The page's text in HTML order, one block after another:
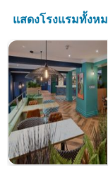
แสดงโรงแรมทั้งห